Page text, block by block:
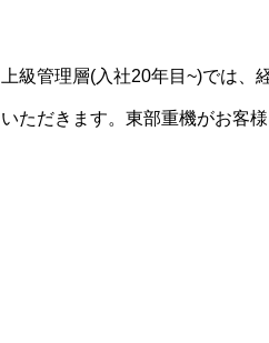
上級管理層(入社20年目~)では
いただきます。東部重機がお客